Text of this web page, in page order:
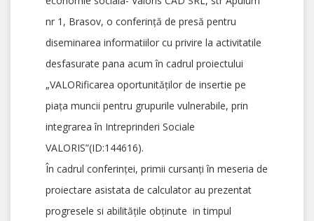
nr 1, Brasov, o conferinţă de presă pentru
diseminarea informatiilor cu privire la activitatile
desfasurate pana acum în cadrul proiectului
„VALORificarea oportunităţilor de insertie pe
piaţa muncii pentru grupurile vulnerabile, prin
integrarea în Intreprinderi Sociale
VALORIS”(ID:144616).
În cadrul conferinţei, primii cursanţi în meseria de
proiectare asistata de calculator au prezentat
progresele si abilităţile obţinute in timpul